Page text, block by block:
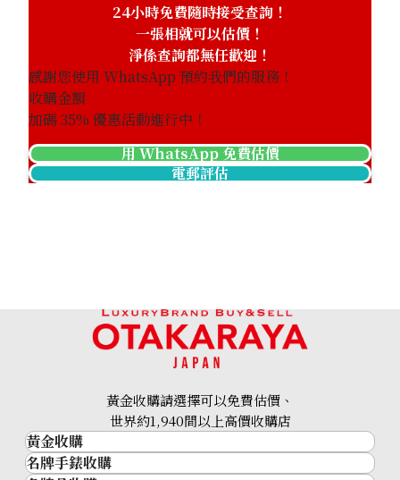
Hermes Mini Kelly Vaux Epson X stamp
參考回收價
HKD 109,530.12
24小時免費隨時接受查詢！
一張相就可以估價！
淨係查詢都無任歡迎！
感謝您使用 WhatsApp 預約我們的服務！
收購金額
加碼35% 優惠活動進行中！
用 WhatsApp 免費估價
電郵評估
黃金收購請選擇可以免費估價、
世界約1,940間以上高價收購店
黃金收購
黃金･金條
名牌手錶收購